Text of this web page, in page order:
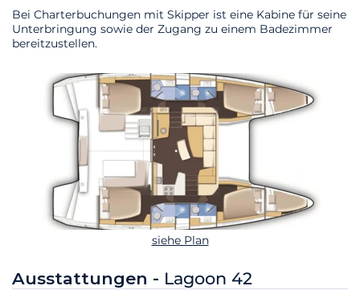
Bei Charterbuchungen mit Skipper ist eine Kabine für seine
Unterbringung sowie der Zugang zu einem Badezimmer
bereitzustellen.
siehe Plan
Ausstattungen - Lagoon 42